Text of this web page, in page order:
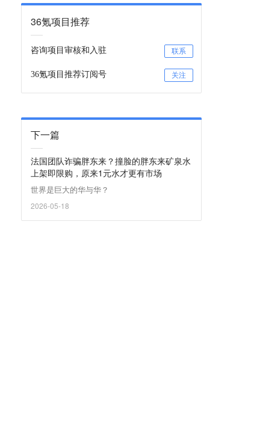
36氪项目推荐
咨询项目审核和入驻 联系
36氪项目推荐订阅号 关注
下一篇
法国团队诈骗胖东来？撞脸的胖东来矿泉水
上架即限购，原来1元水才更有市场
世界是巨大的华与华？
2026-05-18